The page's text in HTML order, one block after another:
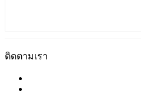
ติดตามเรา